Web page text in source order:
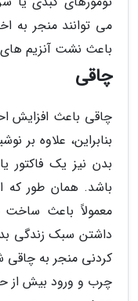
می توانند منجر به
باعث نشت آنزیم
چاقی
چاقی باعث افزایش
بنابراین، علاوه
بدن نیز یک فاکتور
باشد. همان طور که
معمولاً باعث
داشتن سبک زندگی
کردنی منجر به چاقی
چرب و ورود بیش از